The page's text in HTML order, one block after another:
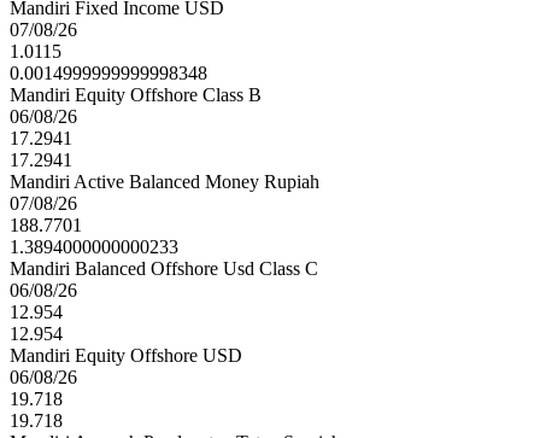
Mandiri Fixed Income USD
07/08/26
1.0115
0.0014999999999998348
Mandiri Equity Offshore Class B
06/08/26
17.2941
17.2941
Mandiri Active Balanced Money Rupiah
07/08/26
188.7701
1.3894000000000233
Mandiri Balanced Offshore Usd Class C
06/08/26
12.954
12.954
Mandiri Equity Offshore USD
06/08/26
19.718
19.718